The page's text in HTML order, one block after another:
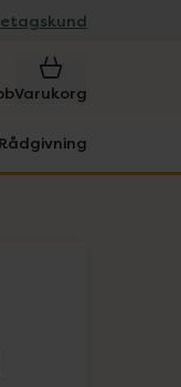
Varukorg
Rådgivning